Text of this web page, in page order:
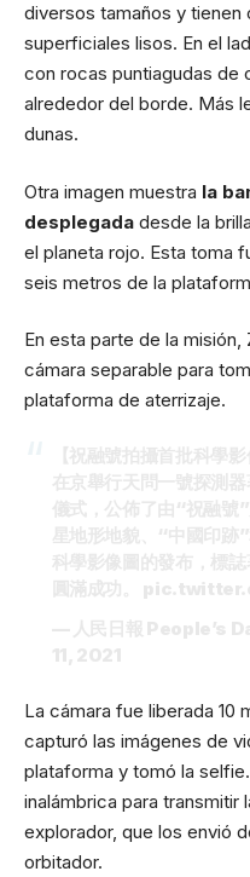
diversos tamaños y
superficiales lisos. En el
con rocas puntiagudas de
alrededor del borde. Más
dunas.
Otra imagen muestra la
desplegada desde la
el planeta rojo. Esta toma
seis metros de la
En esta parte de la misión,
cámara separable para
plataforma de aterrizaje.
La cámara fue liberada 10
capturó las imágenes de
plataforma y tomó la
inalámbrica para transmitir
explorador, que los envió
orbitador.